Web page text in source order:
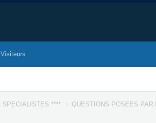
SPECIALISTES ****
QUESTIONS POSEES